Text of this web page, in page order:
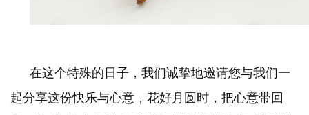
在这个特殊的日子，我们诚挚地邀请您与我们一
起分享这份快乐与心意，花好月圆时，把心意带回